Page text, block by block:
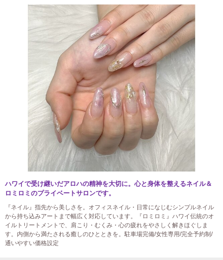
ハワイで受け継いだアロハの精神を大切に。心と身体を整えるネイル＆
ロミロミのプライベートサロンです。
『ネイル』指先から美しさを。オフィスネイル・日常になじむシンプルネイル
から持ち込みアートまで幅広く対応しています。『ロミロミ』ハワイ伝統のオ
イルトリートメントで、肩こり・むくみ・心の疲れをやさしく解きほぐしま
す。内側から満たされる癒しのひとときを。駐車場完備/女性専用/完全予約制/
通いやすい価格設定